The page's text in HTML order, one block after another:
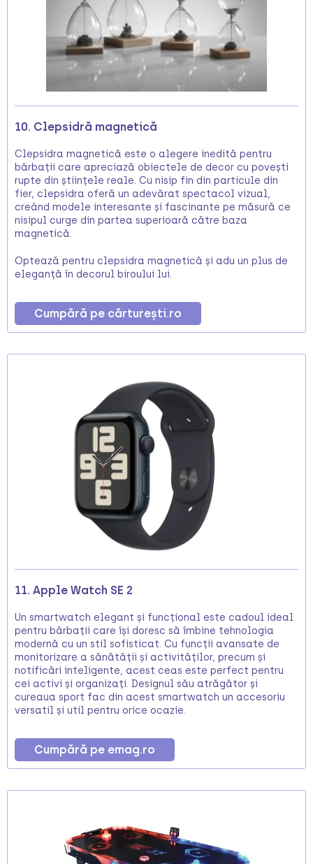
10. Clepsidră magnetică
Clepsidra magnetică este o alegere inedită pentru
bărbații care apreciază obiectele de decor cu povești
rupte din științele reale. Cu nisip fin din particule din
fier, clepsidra oferă un adevărat spectacol vizual,
creând modele interesante și fascinante pe măsură ce
nisipul curge din partea superioară către baza
magnetică.
Optează pentru clepsidra magnetică și adu un plus de
eleganță în decorul biroului lui.
Cumpără pe cărturești.ro
11. Apple Watch SE 2
Un smartwatch elegant și funcțional este cadoul ideal
pentru bărbații care își doresc să îmbine tehnologia
modernă cu un stil sofisticat. Cu funcții avansate de
monitorizare a sănătății și activităților, precum și
notificări inteligente, acest ceas este perfect pentru
cei activi și organizați. Designul său atrăgător și
cureaua sport fac din acest smartwatch un accesoriu
versatil și util pentru orice ocazie.
Cumpără pe emag.ro